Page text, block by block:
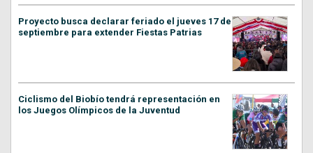
Proyecto busca declarar feriado el jueves 17 de
septiembre para extender Fiestas Patrias
Ciclismo del Biobío tendrá representación en
los Juegos Olímpicos de la Juventud